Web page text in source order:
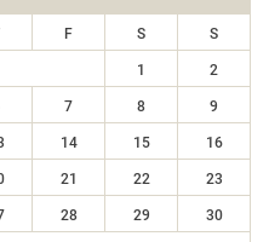
F S S
1 2
7 8 9
14 15 16
21 22 23
28 29 30